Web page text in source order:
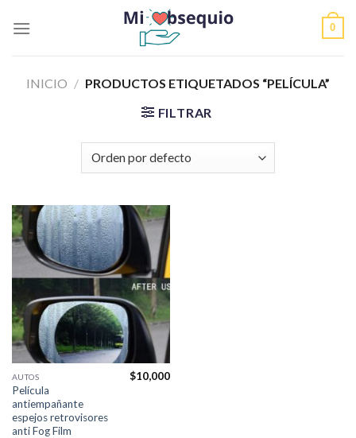
0
INICIO / PRODUCTOS ETIQUETADOS “PELÍCULA”
FILTRAR
AUTOS
Película
antiempañante
espejos retrovisores
anti Fog Film
$10,000